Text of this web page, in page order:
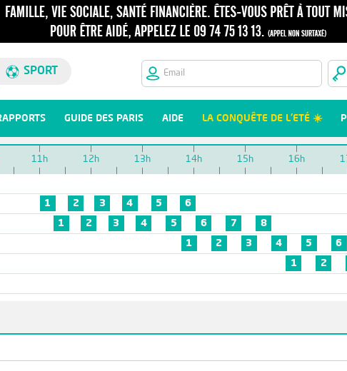
SPORT
GUIDE DES PARIS AIDE LA CONQUÊTE DE L'ETÉ ☀️
11h 12h 13h 14h 15h 16h
1
2 3 4 5
6
1
2 3 4 5 6 7
8
1
2 3 4 5 6
1
2